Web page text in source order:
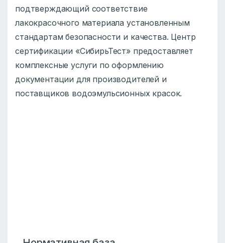
подтверждающий соответствие
лакокрасочного материала установленным
стандартам безопасности и качества. Центр
сертификации «СибирьТест» предоставляет
комплексные услуги по оформлению
документации для производителей и
поставщиков водоэмульсионных красок.